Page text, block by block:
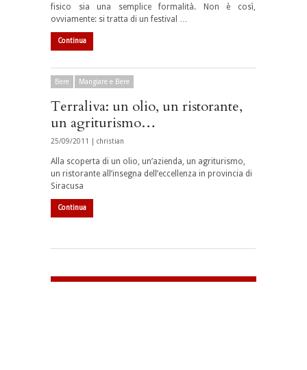
fisico sia una semplice formalità. Non è così,
ovviamente: si tratta di un festival …
Continua
Bere Mangiare e Bere
Terraliva: un olio, un ristorante,
un agriturismo…
25/09/2011 | christian
Alla scoperta di un olio, un’azienda, un agriturismo,
un ristorante all’insegna dell’eccellenza in provincia di
Siracusa
Continua